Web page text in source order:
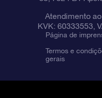
Atendimento
KVK: 60333553,
Página de
Termos e
gerais